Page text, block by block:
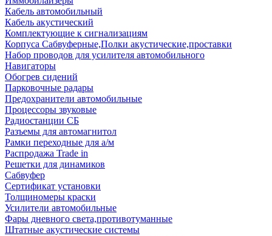
Кабель автомобильный
Кабель акустический
Комплектующие к сигнализациям
Корпуса Сабвуферные,Полки акустические,проставки
Набор проводов для усилителя автомобильного
Навигаторы
Обогрев сидений
Парковочные радары
Предохранители автомобильные
Процессоры звуковые
Радиостанции СБ
Разъемы для автомагнитол
Рамки переходные для а/м
Распродажа Trade in
Решетки для динамиков
Сабвуфер
Сертификат установки
Толщиномеры краски
Усилители автомобильные
Фары дневного света,противотуманные
Штатные акустические системы